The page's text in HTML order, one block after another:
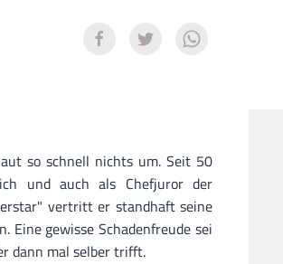
so schnell nichts um. Seit 50
und auch als Chefjuror der
vertritt er standhaft seine
gewisse Schadenfreude sei
dann mal selber trifft.